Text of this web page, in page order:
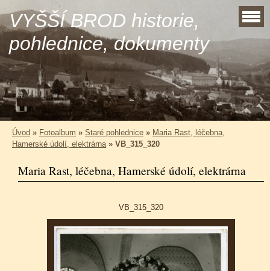
VYŠŠÍ BROD historie,
pohlednice, dokumenty
Úvod » Fotoalbum » Staré pohlednice » Maria Rast, léčebna,
Hamerské údolí, elektrárna» VB_315_320
Maria Rast, léčebna, Hamerské údolí, elektrárna
VB_315_320